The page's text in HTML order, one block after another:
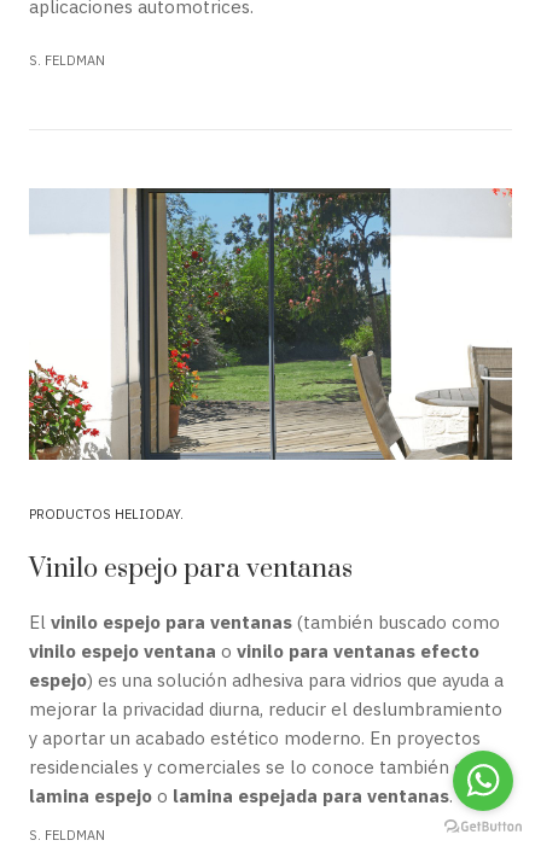
aplicaciones automotrices.
S. FELDMAN
PRODUCTOS HELIODAY
Vinilo espejo para ventanas
El vinilo espejo para ventanas (también buscado como
vinilo espejo ventana o vinilo para ventanas efecto
espejo) es una solución adhesiva para vidrios que ayuda a
mejorar la privacidad diurna, reducir el deslumbramiento
y aportar un acabado estético moderno. En proyectos
residenciales y comerciales se lo conoce también como
lamina espejo o lamina espejada para ventanas.
S. FELDMAN